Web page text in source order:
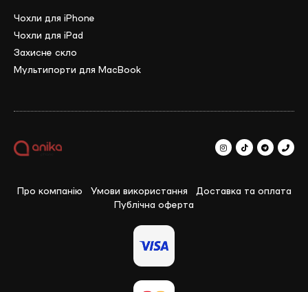
Чохли для iPhone
Чохли для iPad
Захисне скло
Мультипорти для MacBook
Про компанію Умови використання
Доставка та оплата
Публічна оферта